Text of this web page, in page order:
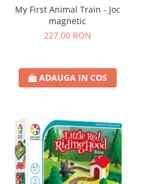
My First Animal Train - Joc
magnetic
227,00 RON
ADAUGA IN COS